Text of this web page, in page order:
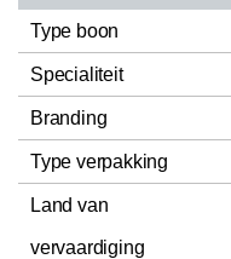
Type boon
Specialiteit
Branding
Type verpakking
Land van
vervaardiging